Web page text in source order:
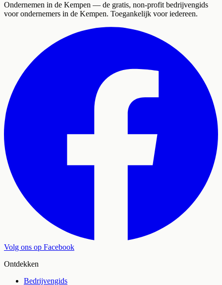
Ondernemen in de Kempen — de gratis, non-profit bedrijvengids
voor ondernemers in de Kempen. Toegankelijk voor iedereen.
Volg ons op Facebook
Ontdekken
Bedrijvengids